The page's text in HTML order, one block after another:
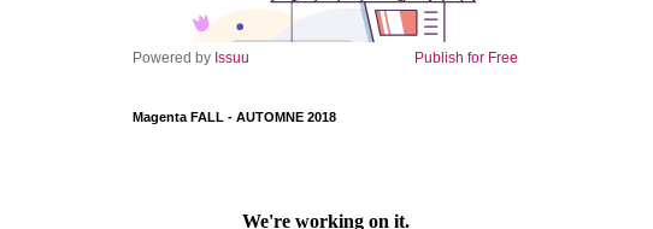
Powered by Issuu Publish for Free
Magenta FALL - AUTOMNE 2018